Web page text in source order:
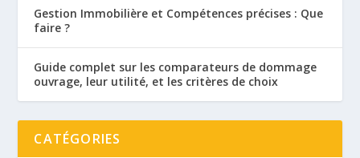
Gestion Immobilière et Compétences précises : Que
faire ?
Guide complet sur les comparateurs de dommage
ouvrage, leur utilité, et les critères de choix
CATÉGORIES